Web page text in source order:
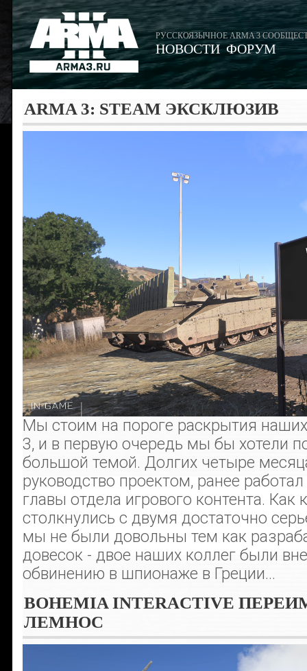
РУССКОЯЗЫЧНОЕ ARMA 3
НОВОСТИ ФОРУМ
ARMA 3: STEAM ЭКСКЛЮЗИВ
Мы стоим на пороге раскрытия
3, и в первую очередь мы бы хотели
большой темой. Долгих четыре
руководство проектом, ранее
главы отдела игрового контента.
столкнулись с двумя достаточно
мы не были довольны тем как
довесок - двое наших коллег были
обвинению в шпионаже в Греции...
BOHEMIA INTERACTIVE
ЛЕМНОС